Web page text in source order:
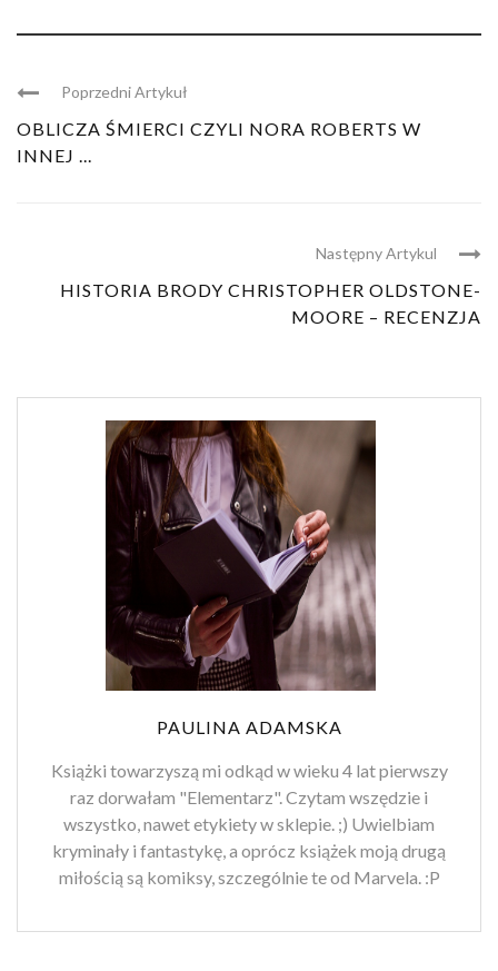
Poprzedni Artykuł
OBLICZA ŚMIERCI CZYLI NORA ROBERTS W
INNEJ ...
Następny Artykul
HISTORIA BRODY CHRISTOPHER OLDSTONE-
MOORE – RECENZJA
PAULINA ADAMSKA
Książki towarzyszą mi odkąd w wieku 4 lat pierwszy
raz dorwałam "Elementarz". Czytam wszędzie i
wszystko, nawet etykiety w sklepie. ;) Uwielbiam
kryminały i fantastykę, a oprócz książek moją drugą
miłością są komiksy, szczególnie te od Marvela. :P